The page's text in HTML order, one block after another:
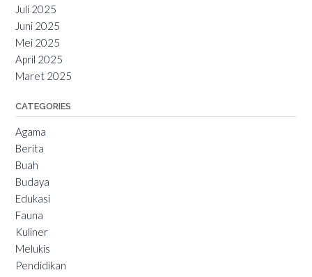
Juli 2025
Juni 2025
Mei 2025
April 2025
Maret 2025
CATEGORIES
Agama
Berita
Buah
Budaya
Edukasi
Fauna
Kuliner
Melukis
Pendidikan